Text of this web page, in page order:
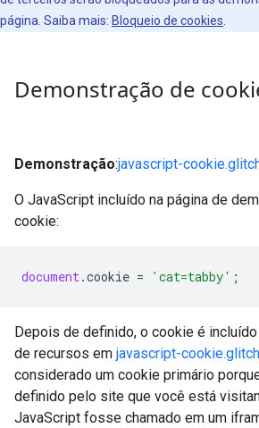
página. Saiba mais: Bloqueio de cookies.
Demonstração de
Demonstração:javascript-
O JavaScript incluído na página de
cookie:
document.cookie = 'cat=tabby' ;
Depois de definido, o cookie é
de recursos em javascript-
considerado um cookie primário
definido pelo site que você está
JavaScript fosse chamado em um